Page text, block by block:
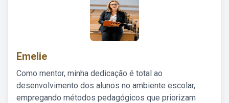
Emelie
Como mentor, minha dedicação é total ao
desenvolvimento dos alunos no ambiente escolar,
empregando métodos pedagógicos que priorizam